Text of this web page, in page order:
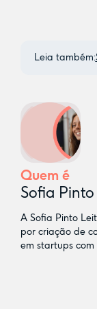
Leia também:
Quem é
Sofia
A Sofia Pinto
por criação de
em startups